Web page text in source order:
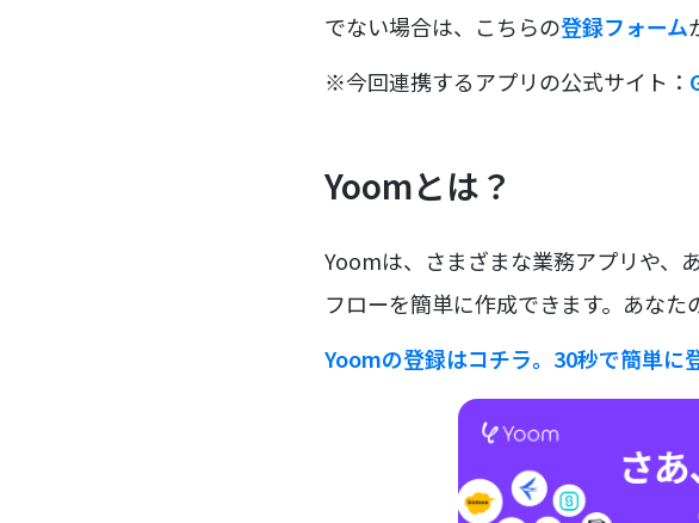
でない場合は、こちらの登録フォーム
※今回連携するアプリの公式サイト：
Yoomとは？
Yoomは、さまざまな業務アプリや、
フローを簡単に作成できます。あなた
Yoomの登録はコチラ。30秒で簡単に